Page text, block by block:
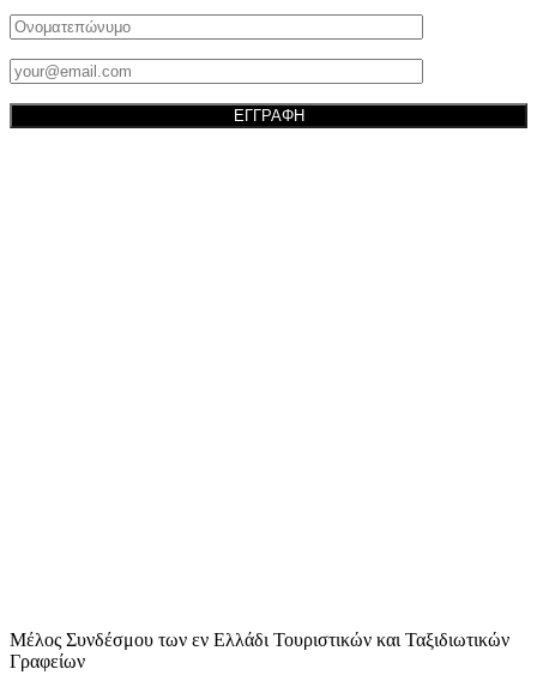
Μέλος Συνδέσμου των εν Ελλάδι Τουριστικών και Ταξιδιωτικών
Γραφείων